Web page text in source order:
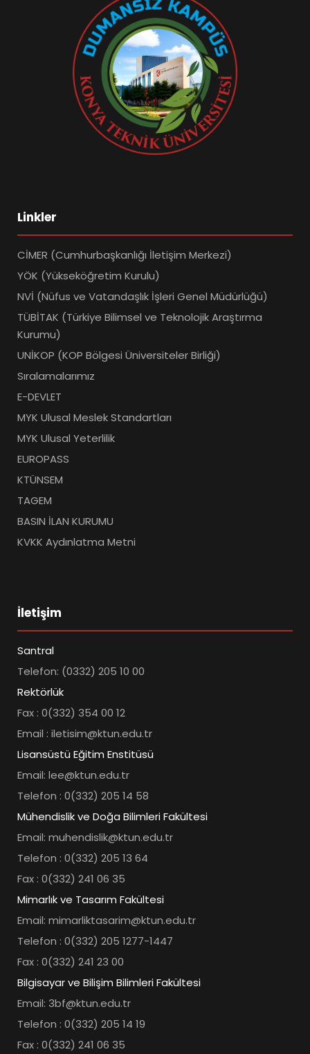
Linkler
CİMER (Cumhurbaşkanlığı İletişim Merkezi)
YÖK (Yükseköğretim Kurulu)
NVİ (Nüfus ve Vatandaşlık İşleri Genel Müdürlüğü)
TÜBİTAK (Türkiye Bilimsel ve Teknolojik Araştırma
Kurumu)
UNİKOP (KOP Bölgesi Üniversiteler Birliği)
Sıralamalarımız
E-DEVLET
MYK Ulusal Meslek Standartları
MYK Ulusal Yeterlilik
EUROPASS
KTÜNSEM
TAGEM
BASIN İLAN KURUMU
KVKK Aydınlatma Metni
İletişim
Santral
Telefon: (0332) 205 10 00
Rektörlük
Fax : 0(332) 354 00 12
Email : iletisim@ktun.edu.tr
Lisansüstü Eğitim Enstitüsü
Email: lee@ktun.edu.tr
Telefon : 0(332) 205 14 58
Mühendislik ve Doğa Bilimleri Fakültesi
Email: muhendislik@ktun.edu.tr
Telefon : 0(332) 205 13 64
Fax : 0(332) 241 06 35
Mimarlık ve Tasarım Fakültesi
Email: mimarliktasarim@ktun.edu.tr
Telefon : 0(332) 205 1277-1447
Fax : 0(332) 241 23 00
Bilgisayar ve Bilişim Bilimleri Fakültesi
Email: 3bf@ktun.edu.tr
Telefon : 0(332) 205 14 19
Fax : 0(332) 241 06 35